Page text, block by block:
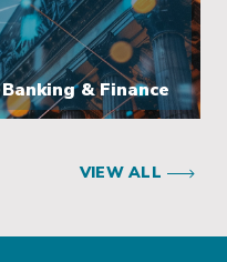
Banking & Finance
VIEW ALL